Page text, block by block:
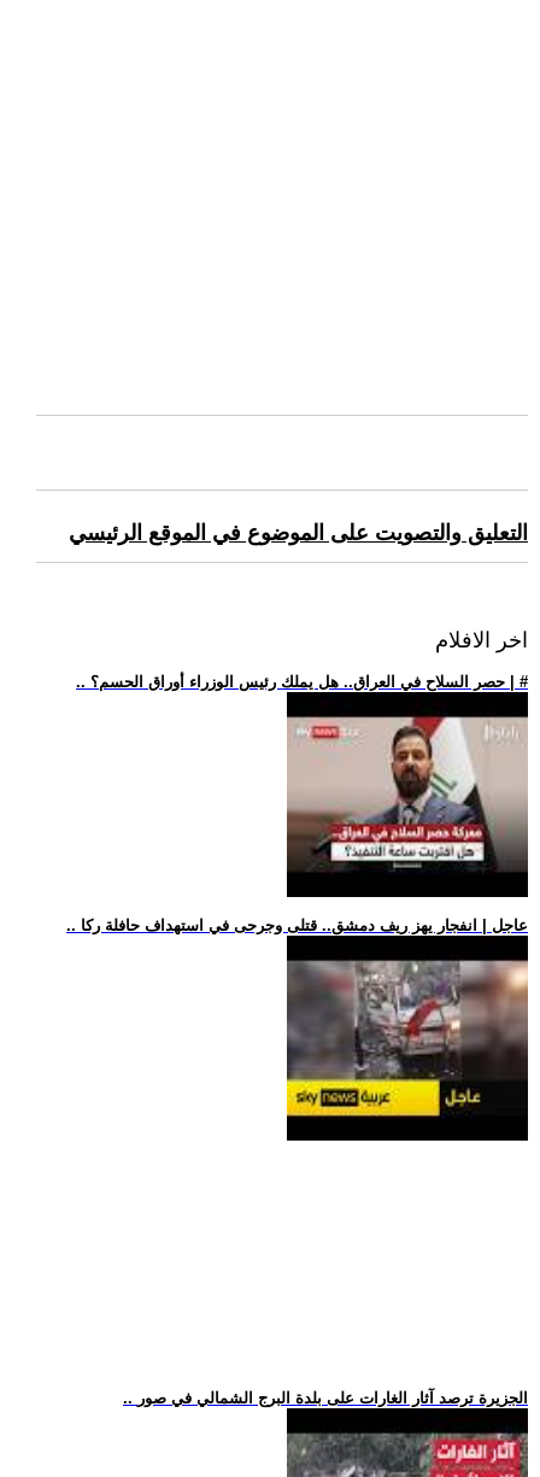
التعليق والتصويت على الموضوع في الموقع الرئيسي
اخر الافلام
.. حصر السلاح في العراق.. هل يملك رئيس الوزراء أوراق الحسم؟ | #
.. عاجل | انفجار يهز ريف دمشق.. قتلى وجرحى في استهداف حافلة ركا
.. الجزيرة ترصد آثار الغارات على بلدة البرج الشمالي في صور